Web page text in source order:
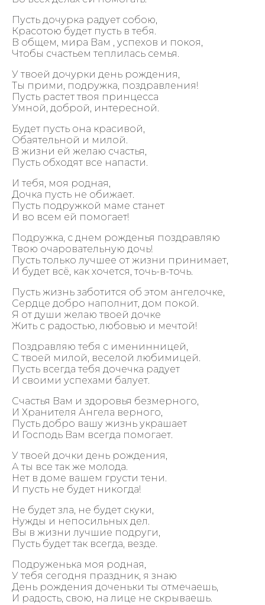
Пусть дочурка радует собою,
Красотою будет пусть в тебя.
В общем, мира Вам , успехов и покоя,
Чтобы счастьем теплилась семья.
У твоей дочурки день рождения,
Ты прими, подружка, поздравления!
Пусть растет твоя принцесса
Умной, доброй, интересной.
Будет пусть она красивой,
Обаятельной и милой.
В жизни ей желаю счастья,
Пусть обходят все напасти.
И тебя, моя родная,
Дочка пусть не обижает.
Пусть подружкой маме станет
И во всем ей помогает!
Подружка, с днем рожденья поздравляю
Твою очаровательную дочь!
Пусть только лучшее от жизни принимает,
И будет всё, как хочется, точь-в-точь.
Пусть жизнь заботится об этом ангелочке,
Сердце добро наполнит, дом покой.
Я от души желаю твоей дочке
Жить с радостью, любовью и мечтой!
Поздравляю тебя с именинницей,
С твоей милой, веселой любимицей.
Пусть всегда тебя дочечка радует
И своими успехами балует.
Счастья Вам и здоровья безмерного,
И Хранителя Ангела верного,
Пусть добро вашу жизнь украшает
И Господь Вам всегда помогает.
У твоей дочки день рождения,
А ты все так же молода.
Нет в доме вашем грусти тени.
И пусть не будет никогда!
Не будет зла, не будет скуки,
Нужды и непосильных дел.
Вы в жизни лучшие подруги,
Пусть будет так всегда, везде.
Подруженька моя родная,
У тебя сегодня праздник, я знаю
День рождения доченьки ты отмечаешь,
И радость, свою, на лице не скрываешь.